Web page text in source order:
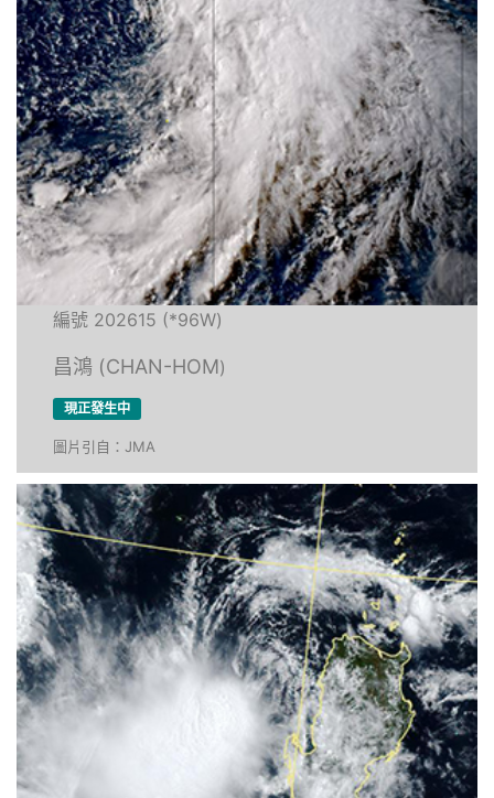
編號 202615 (*96W)
昌鴻 (CHAN-HOM)
現正發生中
圖片引自：JMA